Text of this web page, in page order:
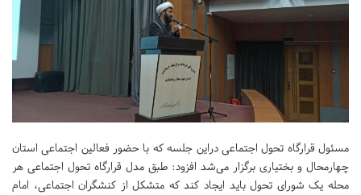
مسئول قرارگاه تحول اجتماعی دراین جلسه که با حضور فعالین اجتماعی استان
چهارمحال و بختیاری برگزار می‌شد افزود: طبق مدل قرارگاه تحول اجتماعی هر
محله یک شورای تحول باید ایجاد کند که متشکل از کنشگران اجتماعی، امام